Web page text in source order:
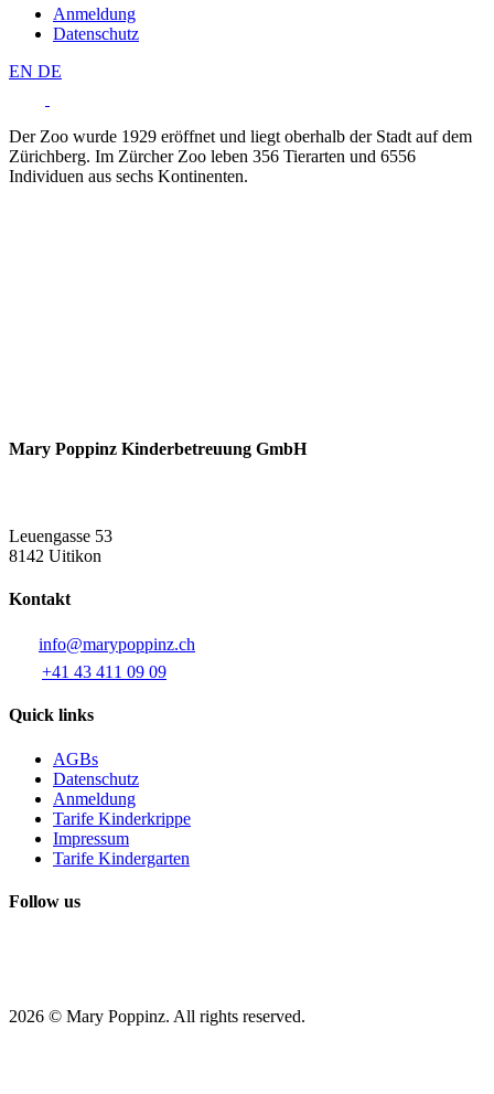
Anmeldung
Datenschutz
EN DE
Der Zoo wurde 1929 eröffnet und liegt oberhalb der Stadt auf dem
Zürichberg. Im Zürcher Zoo leben 356 Tierarten und 6556
Individuen aus sechs Kontinenten.
Mary Poppinz Kinderbetreuung GmbH
Leuengasse 53
8142 Uitikon
Kontakt
info@marypoppinz.ch
+41 43 411 09 09
Quick links
AGBs
Datenschutz
Anmeldung
Tarife Kinderkrippe
Impressum
Tarife Kindergarten
Follow us
2026 © Mary Poppinz. All rights reserved.